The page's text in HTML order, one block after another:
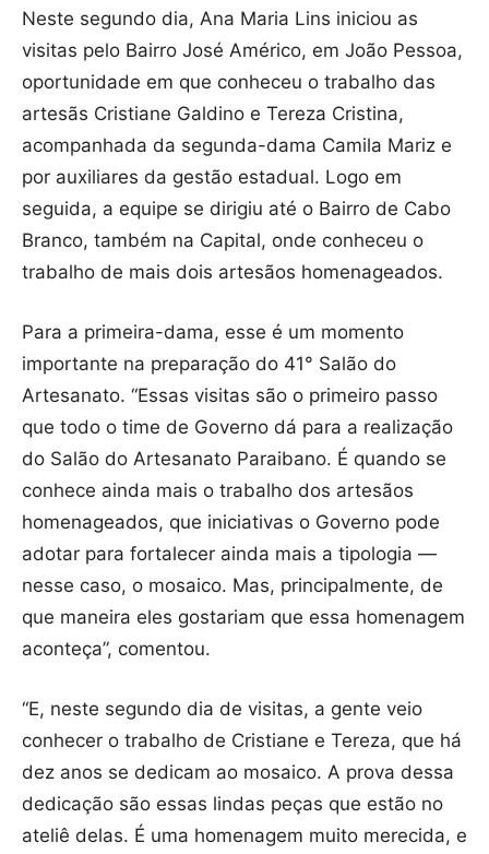
Neste segundo dia, Ana Maria Lins iniciou as
visitas pelo Bairro José Américo, em João Pessoa,
oportunidade em que conheceu o trabalho das
artesãs Cristiane Galdino e Tereza Cristina,
acompanhada da segunda-dama Camila Mariz e
por auxiliares da gestão estadual. Logo em
seguida, a equipe se dirigiu até o Bairro de Cabo
Branco, também na Capital, onde conheceu o
trabalho de mais dois artesãos homenageados.
Para a primeira-dama, esse é um momento
importante na preparação do 41° Salão do
Artesanato. “Essas visitas são o primeiro passo
que todo o time de Governo dá para a realização
do Salão do Artesanato Paraibano. É quando se
conhece ainda mais o trabalho dos artesãos
homenageados, que iniciativas o Governo pode
adotar para fortalecer ainda mais a tipologia —
nesse caso, o mosaico. Mas, principalmente, de
que maneira eles gostariam que essa homenagem
aconteça”, comentou.
“E, neste segundo dia de visitas, a gente veio
conhecer o trabalho de Cristiane e Tereza, que há
dez anos se dedicam ao mosaico. A prova dessa
dedicação são essas lindas peças que estão no
ateliê delas. É uma homenagem muito merecida, e